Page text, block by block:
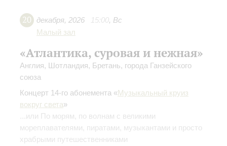
20 декабря, 2026 15:00, Вс
Малый зал
«Атлантика, суровая и нежная»
Англия, Шотландия, Бретань, города Ганзейского
союза
Концерт 14-го абонемента «Музыкальный круиз
вокруг света»
...или По морям, по волнам с великими
мореплавателями, пиратами, музыкантами и просто
храбрыми путешественниками